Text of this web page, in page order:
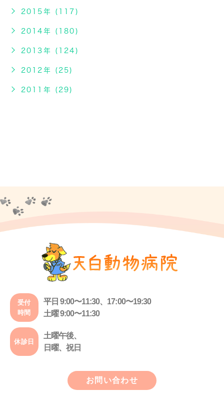
2015年 (117)
2014年 (180)
2013年 (124)
2012年 (25)
2011年 (29)
受付
時間
平日 9:00〜11:30、17:00〜19:30
土曜 9:00〜11:30
休診日
土曜午後、
日曜、祝日
お問い合わせ